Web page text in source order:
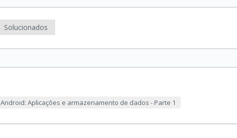
Solucionados
Android: Aplicações e armazenamento de dados - Parte 1